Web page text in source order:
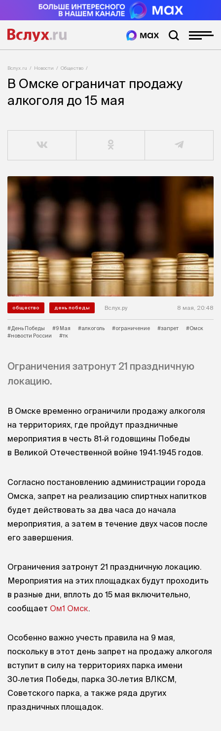
Вслух.ru Новости Общество
В Омске ограничат продажу
алкоголя до 15 мая
общество день победы Вслух.ру 8 мая, 20:48
#День Победы #9 Мая #алкоголь #ограничение #запрет
#Омск
#новости России
#тк
Ограничения затронут 21 праздничную
локацию.
В Омске временно ограничили продажу алкоголя
на территориях, где пройдут праздничные
мероприятия в честь 81‑й годовщины Победы
в Великой Отечественной войне 1941‑1945 годов.
Согласно постановлению администрации города
Омска, запрет на реализацию спиртных напитков
будет действовать за два часа до начала
мероприятия, а затем в течение двух часов после
его завершения.
Ограничения затронут 21 праздничную локацию.
Мероприятия на этих площадках будут проходить
в разные дни, вплоть до 15 мая включительно,
сообщает Ом1 Омск.
Особенно важно учесть правила на 9 мая,
поскольку в этот день запрет на продажу алкоголя
вступит в силу на территориях парка имени
30‑летия Победы, парка 30‑летия ВЛКСМ,
Советского парка, а также ряда других
праздничных площадок.